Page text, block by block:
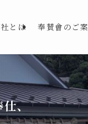
とは 奉賛會のご
仕、